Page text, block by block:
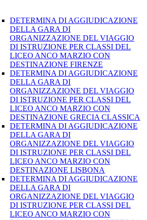
DETERMINA DI AGGIUDICAZIONE
DELLA GARA DI
ORGANIZZAZIONE DEL VIAGGIO
DI ISTRUZIONE PER CLASSI DEL
LICEO ANCO MARZIO CON
DESTINAZIONE FIRENZE
DETERMINA DI AGGIUDICAZIONE
DELLA GARA DI
ORGANIZZAZIONE DEL VIAGGIO
DI ISTRUZIONE PER CLASSI DEL
LICEO ANCO MARZIO CON
DESTINAZIONE GRECIA CLASSICA
DETERMINA DI AGGIUDICAZIONE
DELLA GARA DI
ORGANIZZAZIONE DEL VIAGGIO
DI ISTRUZIONE PER CLASSI DEL
LICEO ANCO MARZIO CON
DESTINAZIONE LISBONA
DETERMINA DI AGGIUDICAZIONE
DELLA GARA DI
ORGANIZZAZIONE DEL VIAGGIO
DI ISTRUZIONE PER CLASSI DEL
LICEO ANCO MARZIO CON